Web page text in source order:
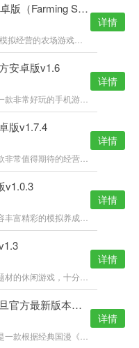
职业农场2024游戏安卓版（Farming Simulator 16）v1.1.1.5
详情
安卓版v1.6
详情
版v1.7.4
详情
v1.0.3
详情
详情
熊出没之熊大农场元旦官方最新版本下载v1.3.0
详情